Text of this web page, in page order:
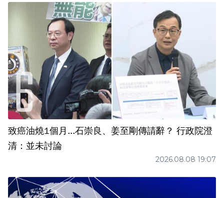
致癌油燒1個月...石崇良、姜至剛傳請辭？ 行政院澄
清：並未討論
2026.08.08 19:07